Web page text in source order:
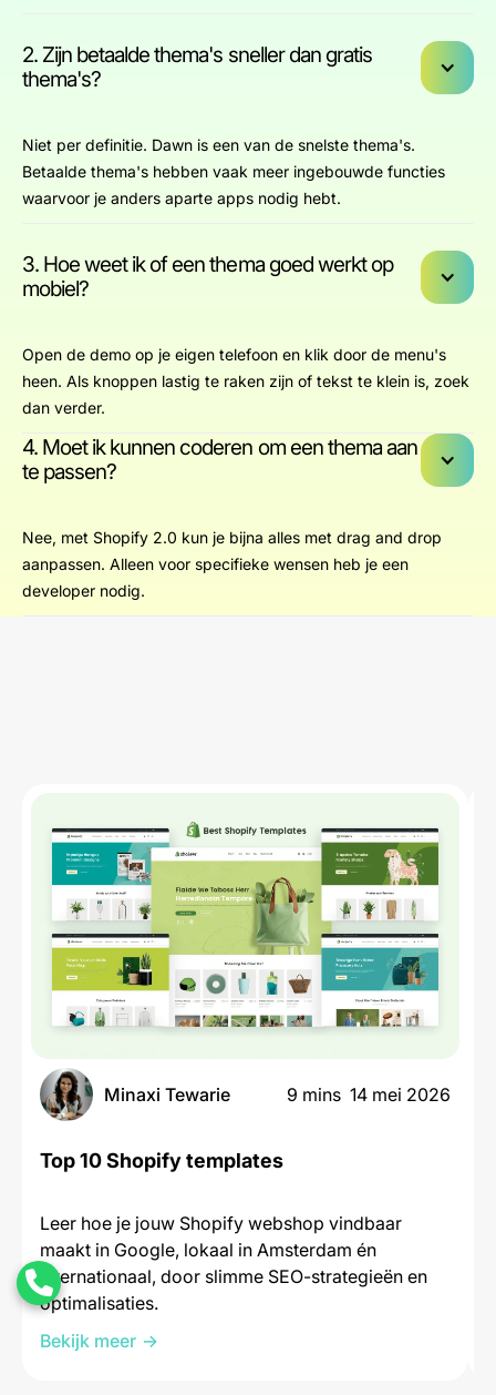
2. Zijn betaalde thema's sneller dan gratis
thema's?
Niet per definitie. Dawn is een van de snelste thema's.
Betaalde thema's hebben vaak meer ingebouwde functies
waarvoor je anders aparte apps nodig hebt.
3. Hoe weet ik of een thema goed werkt op
mobiel?
Open de demo op je eigen telefoon en klik door de menu's
heen. Als knoppen lastig te raken zijn of tekst te klein is, zoek
dan verder.
4. Moet ik kunnen coderen om een thema aan
te passen?
Nee, met Shopify 2.0 kun je bijna alles met drag and drop
aanpassen. Alleen voor specifieke wensen heb je een
developer nodig.
Minaxi Tewarie 9 mins 14 mei 2026
Top 10 Shopify templates
Leer hoe je jouw Shopify webshop vindbaar
maakt in Google, lokaal in Amsterdam én
internationaal, door slimme SEO-strategieën en
optimalisaties.
Bekijk meer